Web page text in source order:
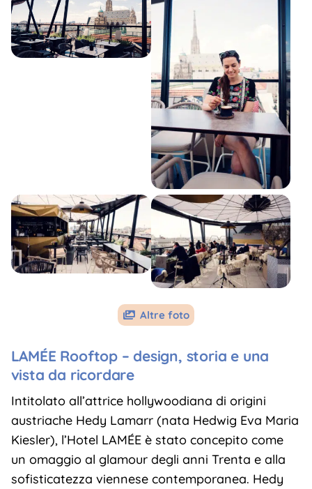
 Altre foto
LAMÉE Rooftop – design, storia e una
vista da ricordare
Intitolato all’attrice hollywoodiana di origini
austriache Hedy Lamarr (nata Hedwig Eva Maria
Kiesler), l’Hotel LAMÉE è stato concepito come
un omaggio al glamour degli anni Trenta e alla
sofisticatezza viennese contemporanea. Hedy